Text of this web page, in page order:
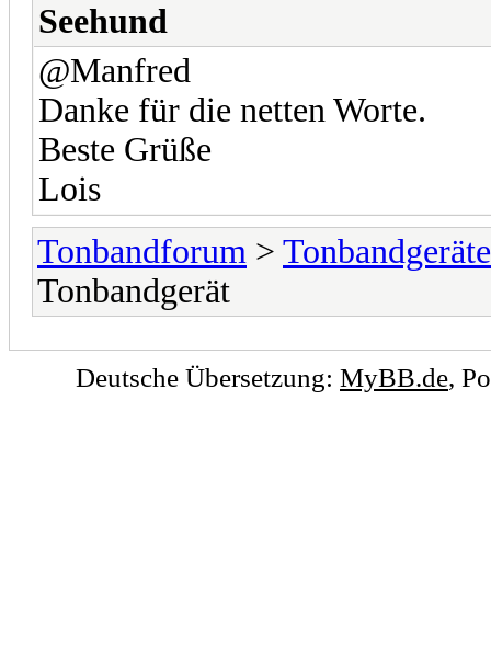
Seehund
@Manfred
Danke für die netten Worte.
Beste Grüße
Lois
Tonbandforum > Tonbandgeräte
Tonbandgerät
Deutsche Übersetzung: MyBB.de,